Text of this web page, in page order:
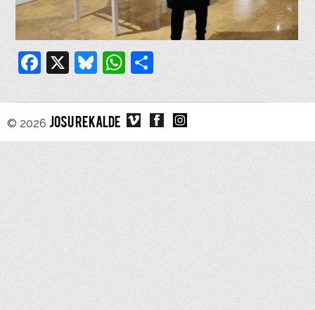
Facebook
X BlueskyWhatsApp
© 2026 JOSU REKALDE